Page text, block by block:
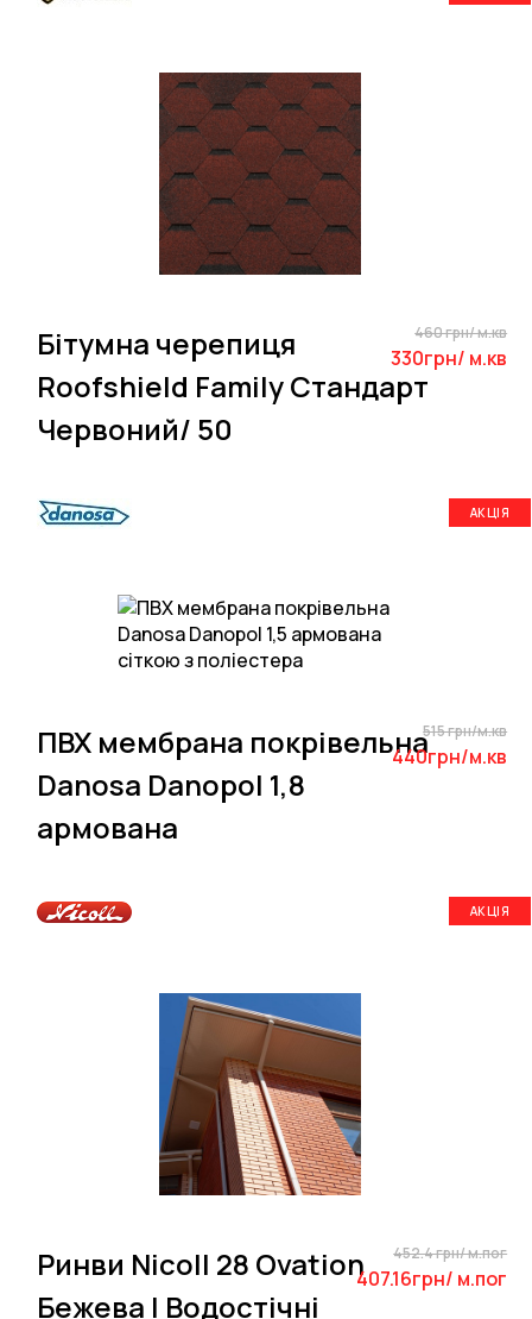
Бітумна черепиця
Roofshield Family Стандарт
Червоний/ 50
460 грн/ м.кв
330грн/ м.кв
АКЦІЯ
ПВХ мембрана покрівельна
Danosa Danopol 1,8
армована
515 грн/м.кв
440грн/м.кв
АКЦІЯ
Ринви Nicoll 28 Ovation
Бежева | Водостічні
452.4 грн/ м.пог
407.16грн/ м.пог